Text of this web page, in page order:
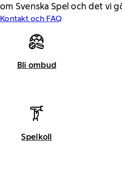
om Svenska Spel och det vi
Kontakt och FAQ
Bli ombud
Spelkoll